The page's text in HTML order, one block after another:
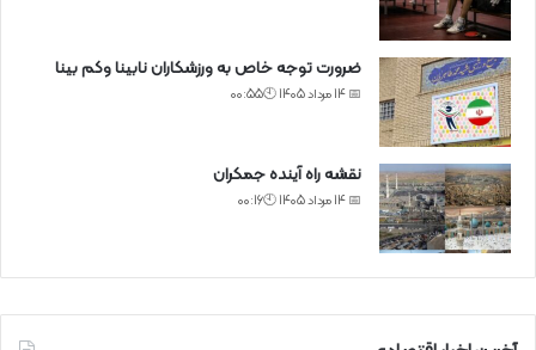
ضرورت توجه خاص به ورزشکاران نابینا وکم بینا
📅 14 مرداد 1405 🕙00:55
نقشه راه آینده جمکران
📅 14 مرداد 1405 🕙00:16